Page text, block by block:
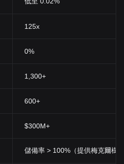
125x
0%
1,300+
600+
$300M+
儲備率 > 100%（提供梅克爾樹